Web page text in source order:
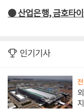
● 산업은행, 금호타
인기기사